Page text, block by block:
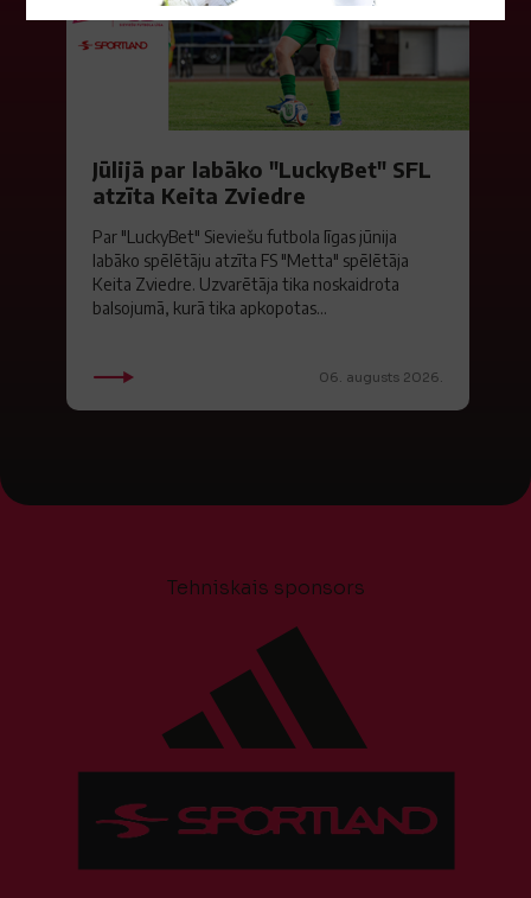
Jūlijā par labāko "LuckyBet" SFL
atzīta Keita Zviedre
Par "LuckyBet" Sieviešu futbola līgas jūnija
labāko spēlētāju atzīta FS "Metta" spēlētāja
Keita Zviedre. Uzvarētāja tika noskaidrota
balsojumā, kurā tika apkopotas...
06. augusts 2026.
Tehniskais sponsors